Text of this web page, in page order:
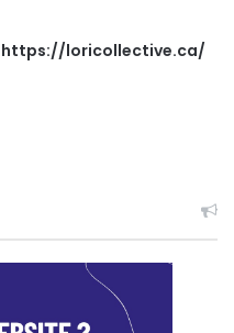
https://loricollective.ca/